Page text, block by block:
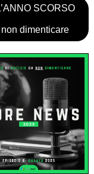
SCORSO
dimenticare